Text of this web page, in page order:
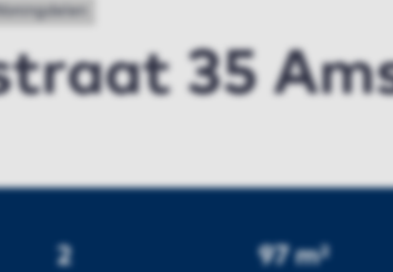
35
2 97 m²